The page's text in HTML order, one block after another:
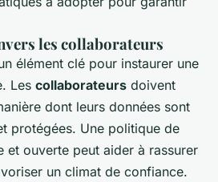
les collaborateurs
élément clé pour instaurer une
Les collaborateurs doivent
dont leurs données sont
protégées. Une politique de
et ouverte peut aider à rassurer
un climat de confiance.